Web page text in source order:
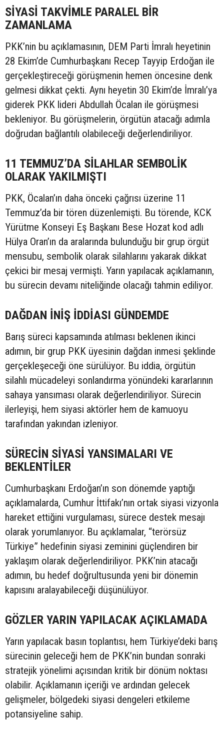
SİYASİ TAKVİMLE PARALEL BİR
ZAMANLAMA
PKK’nin bu açıklamasının, DEM Parti İmralı heyetinin
28 Ekim’de Cumhurbaşkanı Recep Tayyip Erdoğan ile
gerçekleştireceği görüşmenin hemen öncesine denk
gelmesi dikkat çekti. Aynı heyetin 30 Ekim’de İmralı’ya
giderek PKK lideri Abdullah Öcalan ile görüşmesi
bekleniyor. Bu görüşmelerin, örgütün atacağı adımla
doğrudan bağlantılı olabileceği değerlendiriliyor.
11 TEMMUZ’DA SİLAHLAR SEMBOLİK
OLARAK YAKILMIŞTI
PKK, Öcalan’ın daha önceki çağrısı üzerine 11
Temmuz’da bir tören düzenlemişti. Bu törende, KCK
Yürütme Konseyi Eş Başkanı Bese Hozat kod adlı
Hülya Oran’ın da aralarında bulunduğu bir grup örgüt
mensubu, sembolik olarak silahlarını yakarak dikkat
çekici bir mesaj vermişti. Yarın yapılacak açıklamanın,
bu sürecin devamı niteliğinde olacağı tahmin ediliyor.
DAĞDAN İNİŞ İDDİASI GÜNDEMDE
Barış süreci kapsamında atılması beklenen ikinci
adımın, bir grup PKK üyesinin dağdan inmesi şeklinde
gerçekleşeceği öne sürülüyor. Bu iddia, örgütün
silahlı mücadeleyi sonlandırma yönündeki kararlarının
sahaya yansıması olarak değerlendiriliyor. Sürecin
ilerleyişi, hem siyasi aktörler hem de kamuoyu
tarafından yakından izleniyor.
SÜRECİN SİYASİ YANSIMALARI VE
BEKLENTİLER
Cumhurbaşkanı Erdoğan’ın son dönemde yaptığı
açıklamalarda, Cumhur İttifakı’nın ortak siyasi vizyonla
hareket ettiğini vurgulaması, sürece destek mesajı
olarak yorumlanıyor. Bu açıklamalar, “terörsüz
Türkiye” hedefinin siyasi zeminini güçlendiren bir
yaklaşım olarak değerlendiriliyor. PKK’nin atacağı
adımın, bu hedef doğrultusunda yeni bir dönemin
kapısını aralayabileceği düşünülüyor.
GÖZLER YARIN YAPILACAK AÇIKLAMADA
Yarın yapılacak basın toplantısı, hem Türkiye’deki barış
sürecinin geleceği hem de PKK’nin bundan sonraki
stratejik yönelimi açısından kritik bir dönüm noktası
olabilir. Açıklamanın içeriği ve ardından gelecek
gelişmeler, bölgedeki siyasi dengeleri etkileme
potansiyeline sahip.